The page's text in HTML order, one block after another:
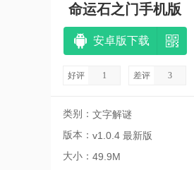
命运石之门手机版
安卓版下载
好评 1 差评 3
类别： 文字解谜
版本： v1.0.4 最新版
大小： 49.9M